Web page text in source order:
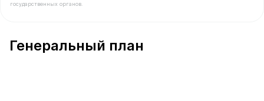
государственных органов.
Генеральный план